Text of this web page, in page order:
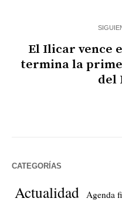
El Ilicar vence
termina la
del
CATEGORÍAS
Actualidad Agenda